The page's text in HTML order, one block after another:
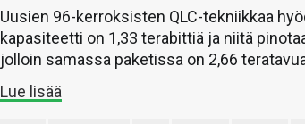
Uusien 96-kerroksisten QLC-tekniikkaa
kapasiteetti on 1,33 terabittiä ja niitä
jolloin samassa paketissa on 2,66
Lue lisää